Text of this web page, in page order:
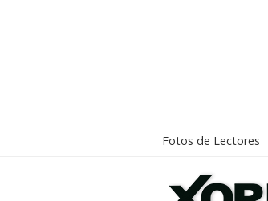
Fotos de Lectores